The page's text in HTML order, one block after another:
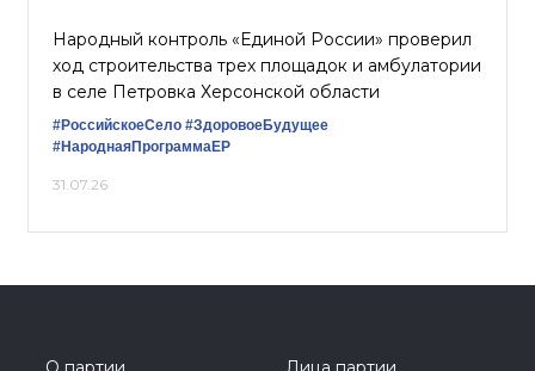
Народный контроль «Единой России» проверил
ход строительства трех площадок и амбулатории
в селе Петровка Херсонской области
#РоссийскоеСело #ЗдоровоеБудущее
#НароднаяПрограммаЕР
31.07.26